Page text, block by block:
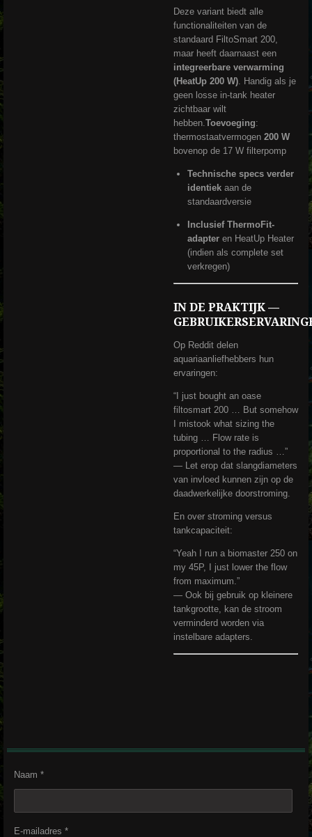
Deze variant biedt alle
functionaliteiten van de
standaard FiltoSmart 200,
maar heeft daarnaast een
integreerbare verwarming
(HeatUp 200 W). Handig als je
geen losse in-tank heater
zichtbaar wilt
hebben.Toevoeging:
thermostaatvermogen 200 W
bovenop de 17 W filterpomp
Technische specs verder
identiekaan de
standaardversie
Inclusief ThermoFit-
adapteren HeatUp Heater
(indien als complete set
verkregen)
IN DE PRAKTIJK —
Op Reddit delen
aquariaanliefhebbers hun
ervaringen:
“I just bought an oase
filtosmart 200 … But somehow
I mistook what sizing the
tubing … Flow rate is
proportional to the radius …”
— Let erop dat slangdiameters
van invloed kunnen zijn op de
daadwerkelijke doorstroming.
En over stroming versus
tankcapaciteit:
“Yeah I run a biomaster 250 on
my 45P, I just lower the flow
from maximum.”
— Ook bij gebruik op kleinere
tankgrootte, kan de stroom
verminderd worden via
instelbare adapters.
Naam *
E-mailadres *